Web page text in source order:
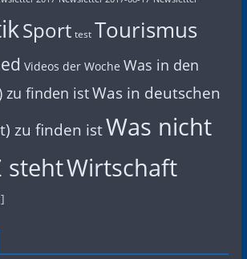
Sport test Tourismus
Videos der Woche Was in den
zu finden istWas in deutschen
zu finden istWas nicht
stehtWirtschaft